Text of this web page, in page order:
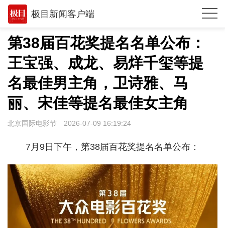
极目新闻客户端
推荐
体育
观点
时政
湖北
环球
专题
极客圈
第38届百花奖提名名单公布：
王宝强、成龙、易烊千玺等提
名最佳男主角，卫诗雅、马
丽、宋佳等提名最佳女主角
北京国际电影节 2026-07-09 16:19:24
7月9日下午，第38届百花奖提名名单公布：